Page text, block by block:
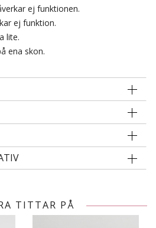
ej funktionen.
ej funktion.
lite.
ena skon.
TITTAR PÅ